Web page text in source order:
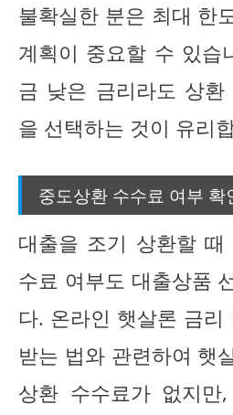
불확실한 분은 최대 한
계획이 중요할 수 있습
금 낮은 금리라도 상
을 선택하는 것이 유리
중도상환 수수료 여부 확
대출을 조기 상환할
수료 여부도 대출상품
다. 온라인 햇살론 금리
받는 법와 관련하여 햇
상환 수수료가 없지만